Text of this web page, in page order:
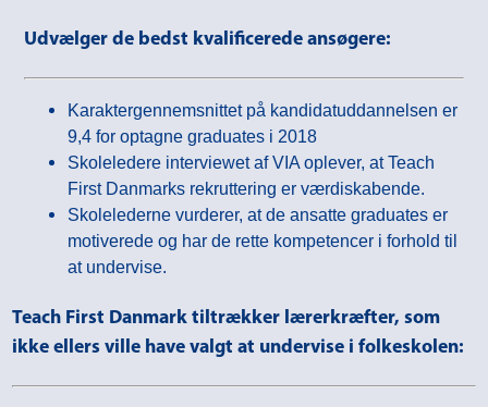
Udvælger de bedst kvalificerede ansøgere:
Karaktergennemsnittet på kandidatuddannelsen er
9,4 for optagne graduates i 2018
Skoleledere interviewet af VIA oplever, at Teach
First Danmarks rekruttering er værdiskabende.
Skolelederne vurderer, at de ansatte graduates er
motiverede og har de rette kompetencer i forhold til
at undervise.
Teach First Danmark tiltrækker lærerkræfter, som
ikke ellers ville have valgt at undervise i folkeskolen: